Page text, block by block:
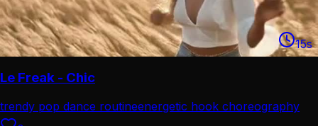
15s
Le Freak - Chic
trendy pop dance routineenergetic hook choreography